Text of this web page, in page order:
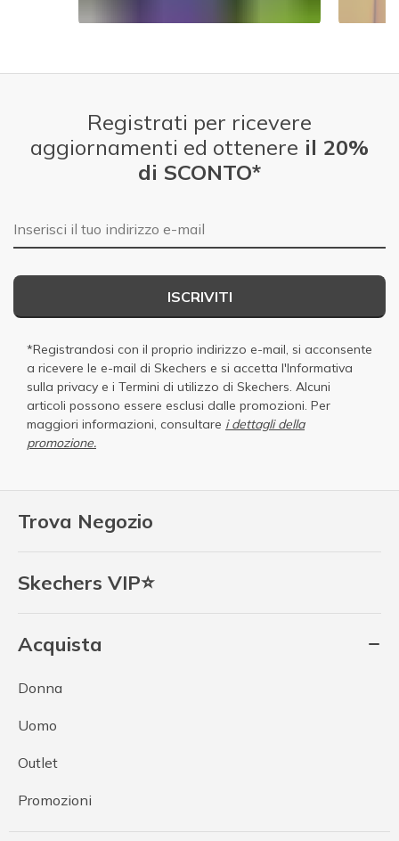
Trova Negozio
Skechers VIP⭐
Acquista
Donna
Uomo
Outlet
Promozioni
Registrati per ricevere
aggiornamenti ed ottenere il 20%
di SCONTO*
E-mail
ISCRIVITI
*Registrandosi con il proprio indirizzo e-mail, si acconsente
a ricevere le e-mail di Skechers e si accetta l'Informativa
sulla privacy e i Termini di utilizzo di Skechers. Alcuni
articoli possono essere esclusi dalle promozioni. Per
maggiori informazioni, consultare i dettagli della
promozione.